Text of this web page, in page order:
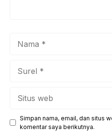
Simpan nama, email, dan situs
komentar saya berikutnya.